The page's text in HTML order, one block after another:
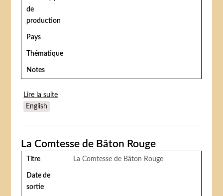
de
production
Pays
Thématique
Notes
Lire la suite
English
La Comtesse de Bâton Rouge
Titre La Comtesse de Bâton Rouge
Date de
sortie